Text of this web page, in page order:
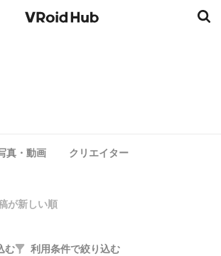
真・動画 クリエイター
が新しい順
む 利用条件で絞り込む